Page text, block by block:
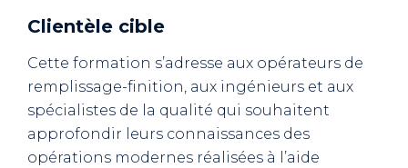
Clientèle cible
Cette formation s’adresse aux opérateurs de
remplissage-finition, aux ingénieurs et aux
spécialistes de la qualité qui souhaitent
approfondir leurs connaissances des
opérations modernes réalisées à l’aide